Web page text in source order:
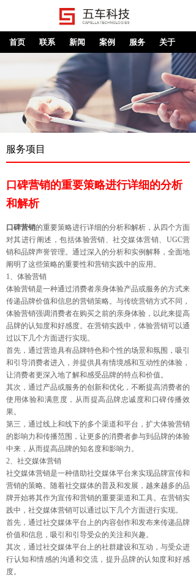
首页 联系 新闻 案例 服务 关于
服务项目
口碑营销的重要策略进行详细的分析
和解析
口碑营销的重要策略进行详细的分析和解析，从四个方面
对其进行阐述，包括体验营销、社交媒体营销、UGC营
销和品牌声誉管理。通过深入的分析和实例解释，全面地
阐明了这些策略的重要性和营销实践中的应用。
1、体验营销
体验营销是一种通过消费者亲身体验产品或服务的方式来
传递品牌价值和信息的营销策略。与传统营销方式不同，
体验营销强调消费者在购买之前的亲身体验，以此来提高
品牌的认知度和好感度。在营销实践中，体验营销可以通
过以下几个方面进行实现。
首先，通过营造具有品牌特色和个性的场景和氛围，吸引
和引导消费者进入，并提供具有情境感和互动性的体验，
让消费者更深入地了解和感受品牌的特点和价值。
其次，通过产品或服务的创新和优化，不断提高消费者的
使用体验和满意度，从而提高品牌忠诚度和口碑传播效
果。
第三，通过线上和线下的多个渠道和平台，扩大体验营销
的影响力和传播范围，让更多的消费者参与到品牌的体验
中来，从而提高品牌的知名度和影响力。
2、社交媒体营销
社交媒体营销是一种借助社交媒体平台来实现品牌宣传和
营销的策略。随着社交媒体的普及和发展，越来越多的品
牌开始将其作为宣传和营销的重要渠道和工具。在营销实
践中，社交媒体营销可以通过以下几个方面进行实现。
首先，通过社交媒体平台上的内容创作和发布来传递品牌
价值和信息，吸引和引导受众的关注和兴趣。
其次，通过社交媒体平台上的社群建设和互动，与受众进
行认知和情感的沟通和交流，提升品牌的认知度和好感
度。